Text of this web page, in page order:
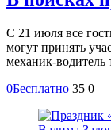
С 21 июля все
могут принять
механик-
0Бесплатно 35 0